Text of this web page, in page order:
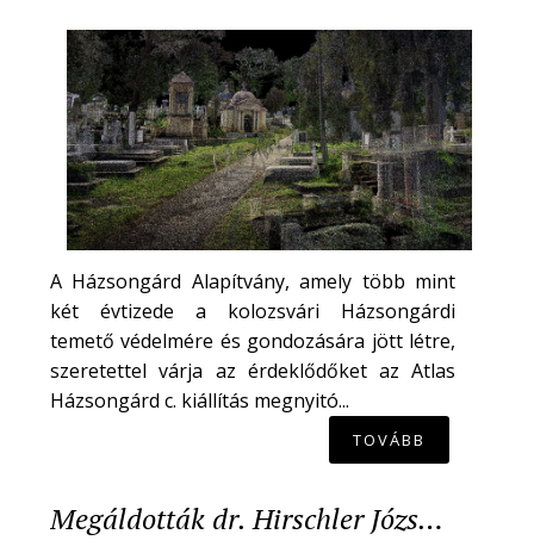
A Házsongárd Alapítvány, amely több mint
két évtizede a kolozsvári Házsongárdi
temető védelmére és gondozására jött létre,
szeretettel várja az érdeklődőket az Atlas
Házsongárd c. kiállítás megnyitó...
TOVÁBB
Megáldották dr. Hirschler Józs…